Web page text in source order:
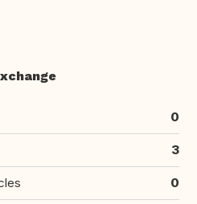
0
3
0